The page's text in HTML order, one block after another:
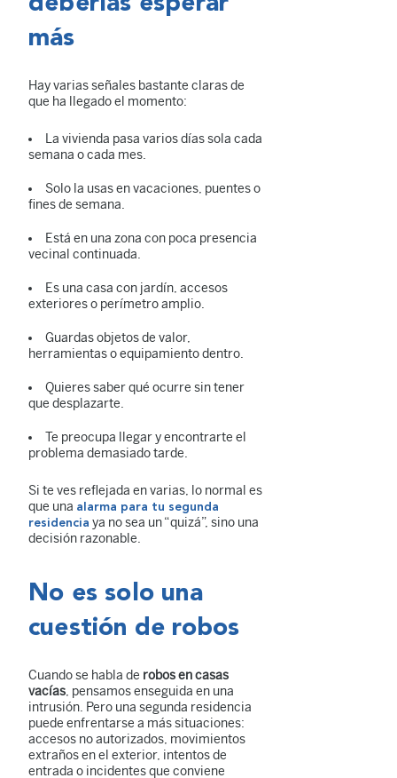
más
Hay varias señales bastante claras de
que ha llegado el momento:
La vivienda pasa varios días sola cada
semana o cada mes.
Solo la usas en vacaciones, puentes o
fines de semana.
Está en una zona con poca presencia
vecinal continuada.
Es una casa con jardín, accesos
exteriores o perímetro amplio.
Guardas objetos de valor,
herramientas o equipamiento dentro.
Quieres saber qué ocurre sin tener
que desplazarte.
Te preocupa llegar y encontrarte el
problema demasiado tarde.
Si te ves reflejada en varias, lo normal es
que una alarma para tu segunda
residencia ya no sea un “quizá”, sino una
decisión razonable.
No es solo una
cuestión de robos
Cuando se habla de robos en casas
vacías, pensamos enseguida en una
intrusión. Pero una segunda residencia
puede enfrentarse a más situaciones:
accesos no autorizados, movimientos
extraños en el exterior, intentos de
entrada o incidentes que conviene